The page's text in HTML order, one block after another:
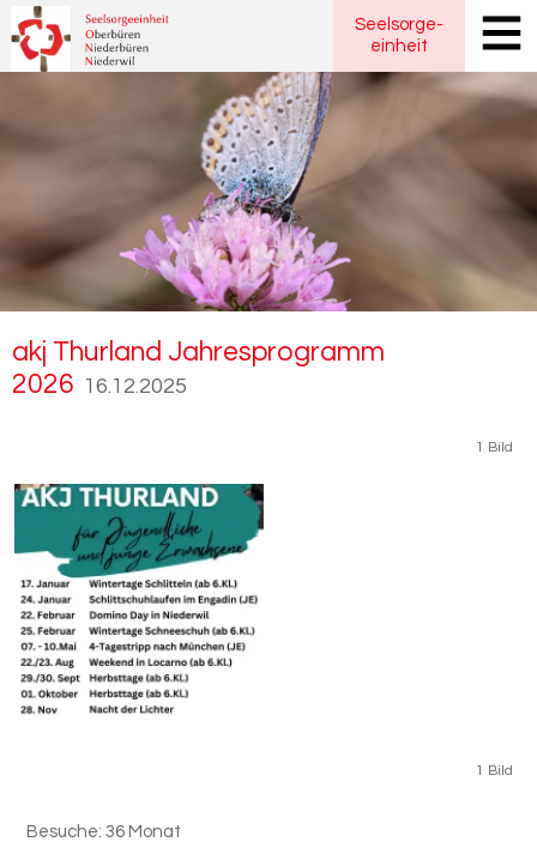
Seelsorge-
einheit
akj Thur­land Jah­res­pro­gramm
2026 16.12.2025
1 Bild
1 Bild
Besuche: 36 Monat